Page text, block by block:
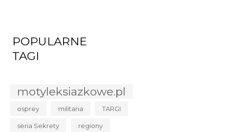
POPULARNE
TAGI
motyleksiazkowe.pl
osprey militaria TARGI
seria Sekrety regiony